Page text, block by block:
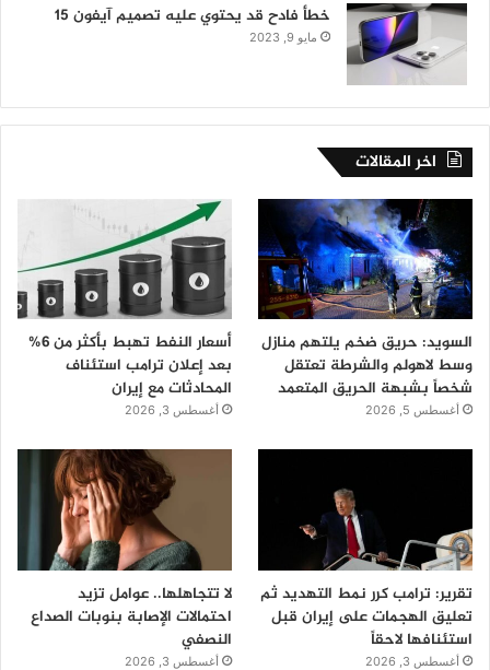
خطأ فادح قد يحتوي عليه تصميم آيفون 15
مايو 9, 2023
اخر المقالات
السويد: حريق ضخم يلتهم منازل
وسط لاهولم والشرطة تعتقل
شخصاً بشبهة الحريق المتعمد
أغسطس 5, 2026
أسعار النفط تهبط بأكثر من 6%
بعد إعلان ترامب استئناف
المحادثات مع إيران
أغسطس 3, 2026
تقرير: ترامب كرر نمط التهديد ثم
تعليق الهجمات على إيران قبل
استئنافها لاحقاً
أغسطس 3, 2026
لا تتجاهلها.. عوامل تزيد
احتمالات الإصابة بنوبات الصداع
النصفي
أغسطس 3, 2026